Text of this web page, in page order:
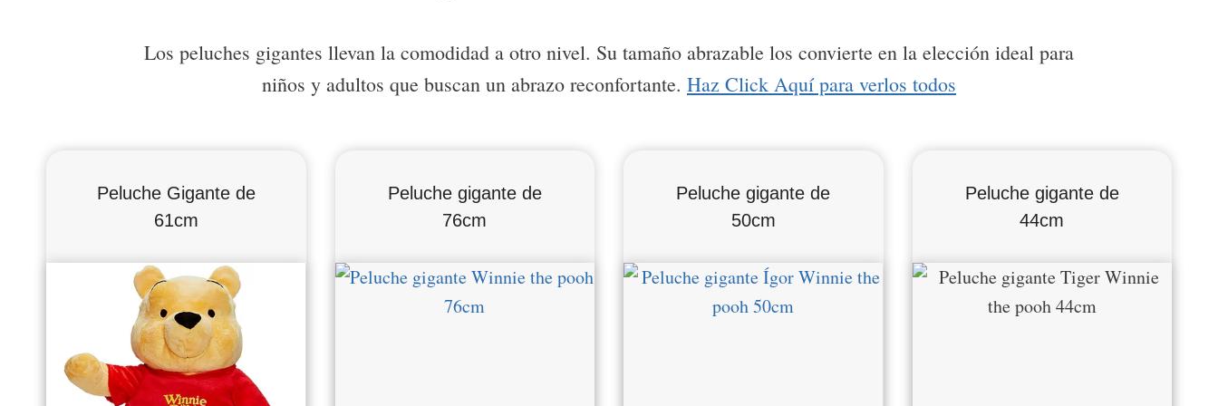
Los peluches gigantes llevan la comodidad a otro nivel. Su tamaño abrazable los convierte en la elección ideal para
niños y adultos que buscan un abrazo reconfortante. Haz Click Aquí para verlos todos
Peluche Gigante de
61cm
Peluche gigante de
76cm
Peluche gigante de
50cm
Peluche gigante de
44cm